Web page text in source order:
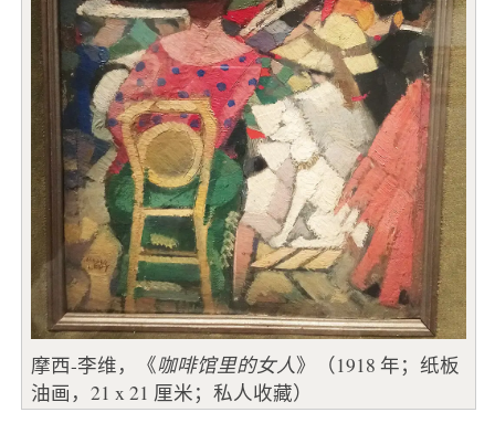
摩西-李维，《咖啡馆里的女人》（1918 年；纸板
油画，21 x 21 厘米；私人收藏）